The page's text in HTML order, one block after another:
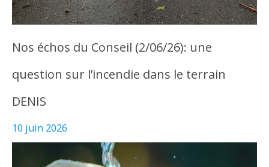
Nos échos du Conseil (2/06/26): une
question sur l’incendie dans le terrain
DENIS
10 juin 2026